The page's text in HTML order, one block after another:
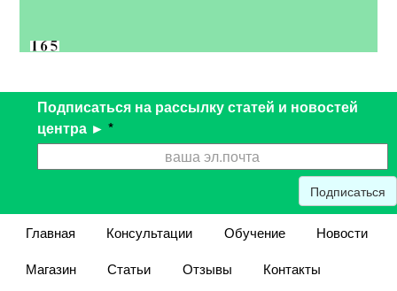
Подписаться на рассылку статей и новостей
центра ► *
Подписаться
Главная Консультации Обучение
Новости
Магазин
Статьи Отзывы
Контакты